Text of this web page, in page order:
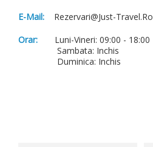
E-Mail: Rezervari@just-Travel.ro
Orar: Luni-Vineri: 09:00 - 18:00
Sambata: Inchis
Duminica: Inchis